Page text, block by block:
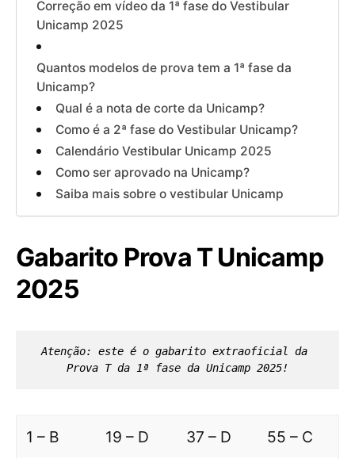
Correção em vídeo da 1ª fase do Vestibular
Unicamp 2025
Quantos modelos de prova tem a 1ª fase da
Unicamp?
Qual é a nota de corte da Unicamp?
Como é a 2ª fase do Vestibular Unicamp?
Calendário Vestibular Unicamp 2025
Como ser aprovado na Unicamp?
Saiba mais sobre o vestibular Unicamp
Gabarito Prova T Unicamp
2025
Atenção: este é o gabarito extraoficial da
Prova T da 1ª fase da Unicamp 2025!
1 – B 19 – D 37 – D 55 – C